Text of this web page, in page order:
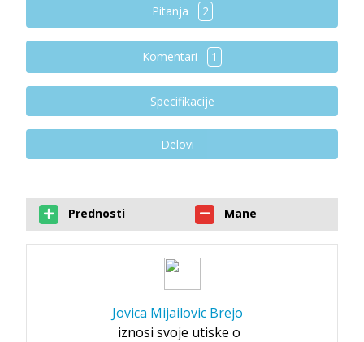
Pitanja 2
Komentari 1
Specifikacije
Delovi
Prednosti Mane
Jovica Mijailovic Brejo
iznosi svoje utiske o